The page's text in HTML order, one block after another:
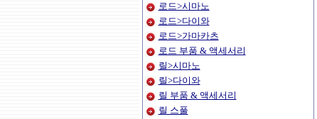
로드>시마노
로드>다이와
로드>가마카츠
로드 부품 & 액세서리
릴>시마노
릴>다이와
릴 부품 & 액세서리
릴 스풀